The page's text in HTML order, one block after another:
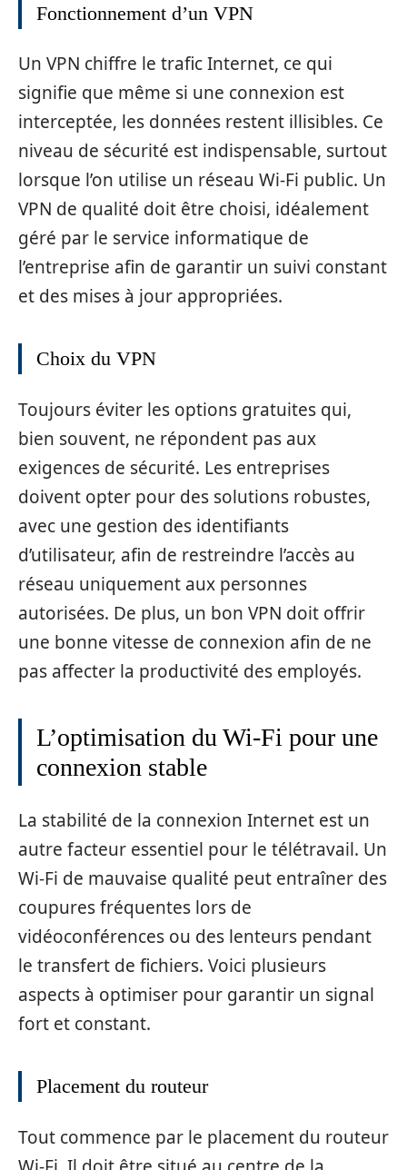
Fonctionnement d’un VPN
Un VPN chiffre le trafic Internet, ce qui
signifie que même si une connexion est
interceptée, les données restent illisibles. Ce
niveau de sécurité est indispensable, surtout
lorsque l’on utilise un réseau Wi-Fi public. Un
VPN de qualité doit être choisi, idéalement
géré par le service informatique de
l’entreprise afin de garantir un suivi constant
et des mises à jour appropriées.
Choix du VPN
Toujours éviter les options gratuites qui,
bien souvent, ne répondent pas aux
exigences de sécurité. Les entreprises
doivent opter pour des solutions robustes,
avec une gestion des identifiants
d’utilisateur, afin de restreindre l’accès au
réseau uniquement aux personnes
autorisées. De plus, un bon VPN doit offrir
une bonne vitesse de connexion afin de ne
pas affecter la productivité des employés.
L’optimisation du Wi-Fi pour une
connexion stable
La stabilité de la connexion Internet est un
autre facteur essentiel pour le télétravail. Un
Wi-Fi de mauvaise qualité peut entraîner des
coupures fréquentes lors de
vidéoconférences ou des lenteurs pendant
le transfert de fichiers. Voici plusieurs
aspects à optimiser pour garantir un signal
fort et constant.
Placement du routeur
Tout commence par le placement du routeur